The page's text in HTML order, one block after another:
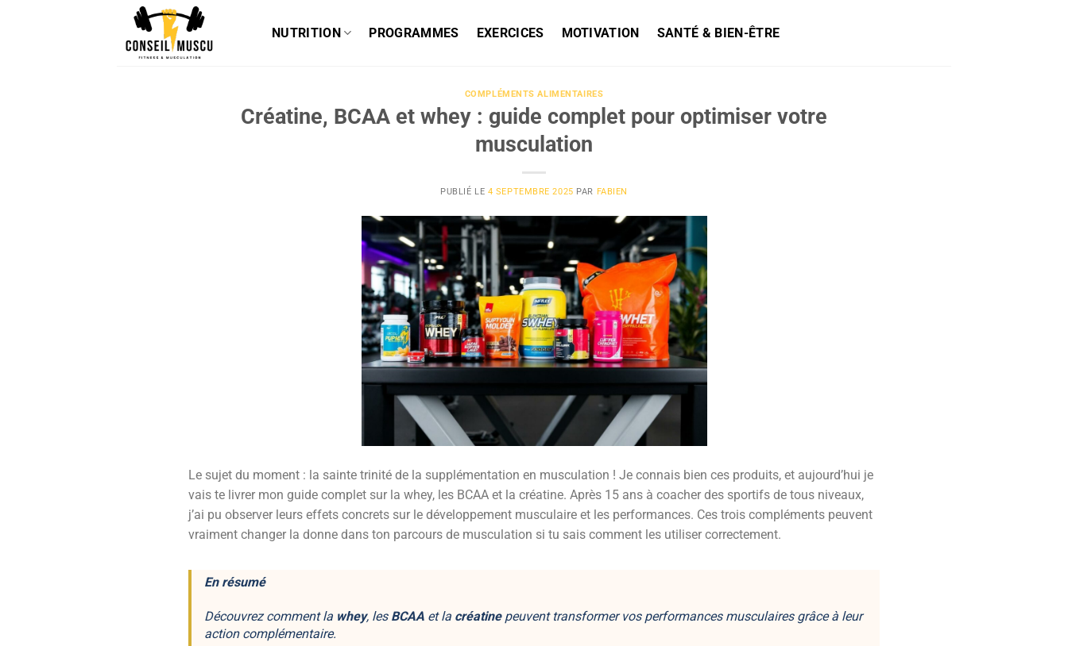
NUTRITION PROGRAMMES EXERCICES MOTIVATION SANTÉ & BIEN-ÊTRE
COMPLÉMENTS ALIMENTAIRES
Créatine, BCAA et whey : guide complet pour optimiser votre
musculation
PUBLIÉ LE 4 SEPTEMBRE 2025 PAR FABIEN
Le sujet du moment : la sainte trinité de la supplémentation en musculation ! Je connais bien ces produits, et aujourd’hui je
vais te livrer mon guide complet sur la whey, les BCAA et la créatine. Après 15 ans à coacher des sportifs de tous niveaux,
j’ai pu observer leurs effets concrets sur le développement musculaire et les performances. Ces trois compléments peuvent
vraiment changer la donne dans ton parcours de musculation si tu sais comment les utiliser correctement.
En résumé
Découvrez comment la whey, les BCAA et la créatinepeuvent transformer vos performances musculaires grâce à leur
action complémentaire.